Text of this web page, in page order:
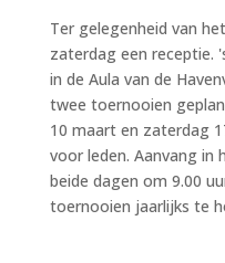
Ter gelegenheid van
zaterdag een receptie.
in de Aula van de
twee toernooien
10 maart en zaterdag
voor leden. Aanvang in
beide dagen om 9.00
toernooien jaarlijks te